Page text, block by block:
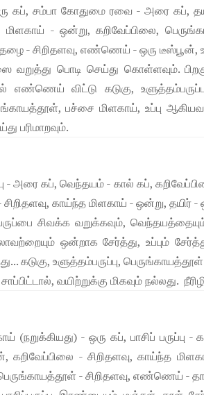
கப், சம்பா கோதுமை ரவை - அரை கப்,
- ஒன்று, கறிவேப்பிலை,
- சிறிதளவு, எண்ணெய் - ஒரு டீஸ்பூன்,
வறுத்து பொடி செய்து கொள்ளவும்.
எண்ணெய் விட்டு கடுகு,
பச்சை மிளகாய், உப்பு
பரிமாறவும்.
- அரை கப், வெந்தயம் - கால் கப்,
காய்ந்த மிளகாய் - ஒன்று, தயிர்
சிவக்க வறுக்கவும்,
ஒன்றாக சேர்த்து, உப்பும்
கடுகு, உளுத்தம்பருப்பு,
வயிற்றுக்கு மிகவும் நல்லது.
(நறுக்கியது) - ஒரு கப், பாசிப் பருப்பு
- சிறிதளவு, காய்ந்த
- சிறிதளவு, எண்ணெய் -